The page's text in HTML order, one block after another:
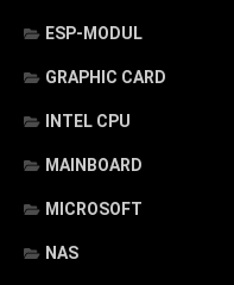
ESP-MODUL
GRAPHIC CARD
INTEL CPU
MAINBOARD
MICROSOFT
NAS